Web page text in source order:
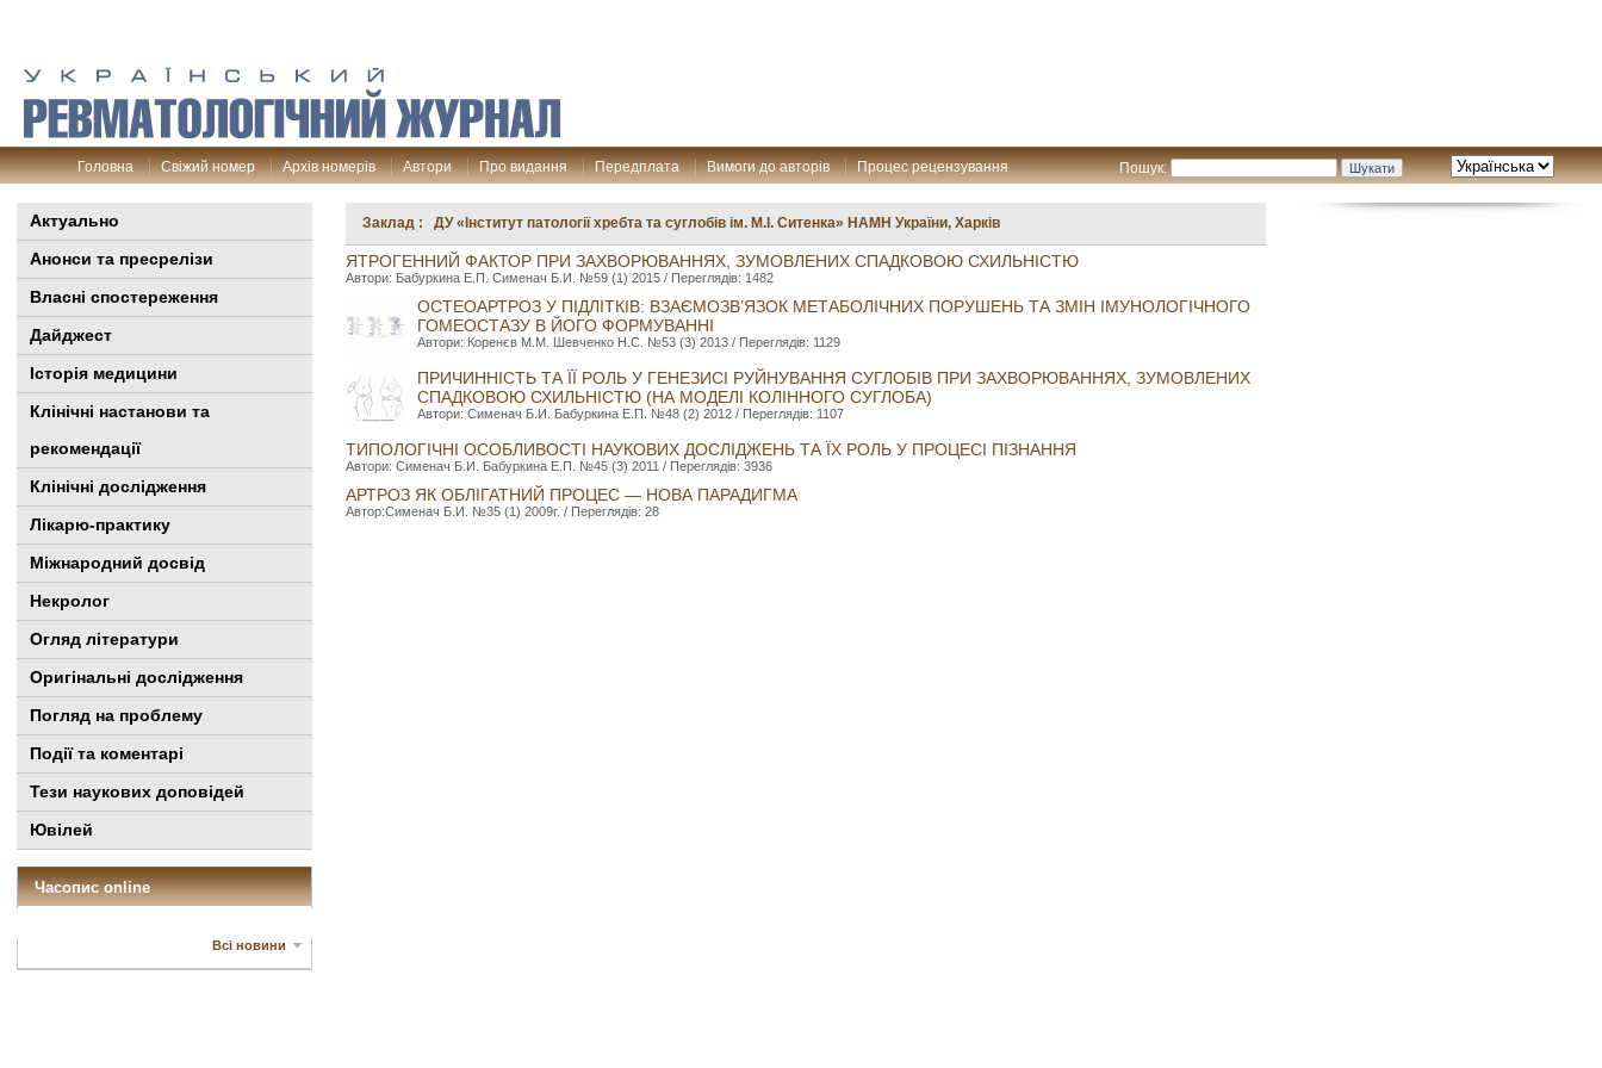
Пошук:
Головна Свіжий номер Архів номерів Автори Про видання Передплата Вимоги до авторів Процес рецензування
Актуально
Анонси та пресрелізи
Власні спостереження
Дайджест
Історія медицини
Клінiчні настанови та
рекомендації
Клінічні дослідження
Лікарю-практику
Міжнародний досвід
Некролог
Огляд літератури
Оригінальні дослідження
Погляд на проблему
Події та коментарі
Тези наукових доповідей
Ювілей
Часопис online
Всі новини
Заклад : ДУ «Інститут патології хребта та суглобів ім. М.І. Ситенка» НАМН України, Харків
ЯТРОГЕННИЙ ФАКТОР ПРИ ЗАХВОРЮВАННЯХ, ЗУМОВЛЕНИХ СПАДКОВОЮ СХИЛЬНІСТЮ
Автори: Бабуркина Е.П. Сименач Б.И. №59 (1) 2015 / Переглядів: 1482
ОСТЕОАРТРОЗ У ПІДЛІТКІВ: ВЗАЄМОЗВ’ЯЗОК МЕТАБОЛІЧНИХ ПОРУШЕНЬ ТА ЗМІН ІМУНОЛОГІЧНОГО
ГОМЕОСТАЗУ В ЙОГО ФОРМУВАННІ
Автори: Коренєв М.М. Шевченко Н.С. №53 (3) 2013 / Переглядів: 1129
ПРИЧИННІСТЬ ТА ЇЇ РОЛЬ У ГЕНЕЗИСІ РУЙНУВАННЯ СУГЛОБІВ ПРИ ЗАХВОРЮВАННЯХ, ЗУМОВЛЕНИХ
СПАДКОВОЮ СХИЛЬНІСТЮ (НА МОДЕЛІ КОЛІННОГО СУГЛОБА)
Автори: Сименач Б.И. Бабуркина Е.П. №48 (2) 2012 / Переглядів: 1107
ТИПОЛОГІЧНІ ОСОБЛИВОСТІ НАУКОВИХ ДОСЛІДЖЕНЬ ТА ЇХ РОЛЬ У ПРОЦЕСІ ПІЗНАННЯ
Автори: Сименач Б.И. Бабуркина Е.П. №45 (3) 2011 / Переглядів: 3936
АРТРОЗ ЯК ОБЛІГАТНИЙ ПРОЦЕС — НОВА ПАРАДИГМА
Автор:Сименач Б.И. №35 (1) 2009г. / Переглядів: 28